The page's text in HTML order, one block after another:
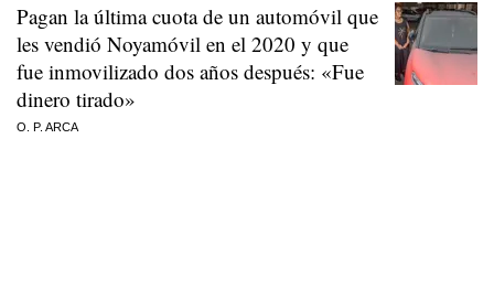
Pagan la última cuota de un automóvil que
les vendió Noyamóvil en el 2020 y que
fue inmovilizado dos años después: «Fue
dinero tirado»
O. P. ARCA